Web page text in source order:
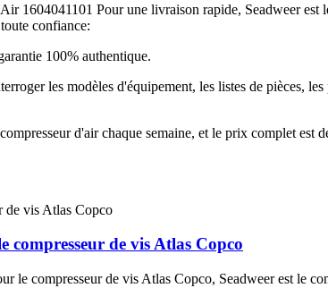
1604041101 Pour une livraison rapide, Seadweer
confiance:
100% authentique.
les modèles d'équipement, les listes de pièces,
d'air chaque semaine, et le prix complet est
de vis Atlas Copco
le compresseur de vis Atlas Copco, Seadweer est le